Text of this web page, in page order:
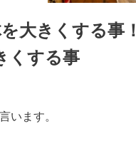
大きくする事！
くする事
います。